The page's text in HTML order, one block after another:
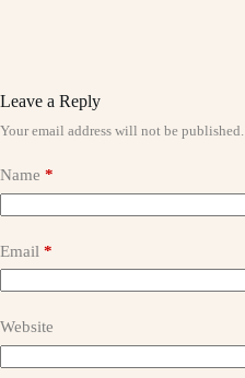
Leave a Reply
Your email address will not be published.
Name *
Email *
Website
A
t
e
a
t
i
e
: